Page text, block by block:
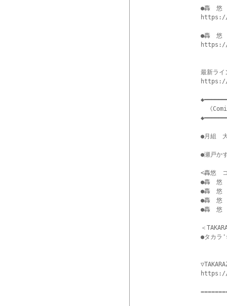
●轟　悠
https://
●轟　悠
https://
最新ライ
https://
《
●月組　
●瀬戸か
<轟悠　
●轟　悠
●轟　悠
●轟　悠
●轟　悠
＜
●タカラ